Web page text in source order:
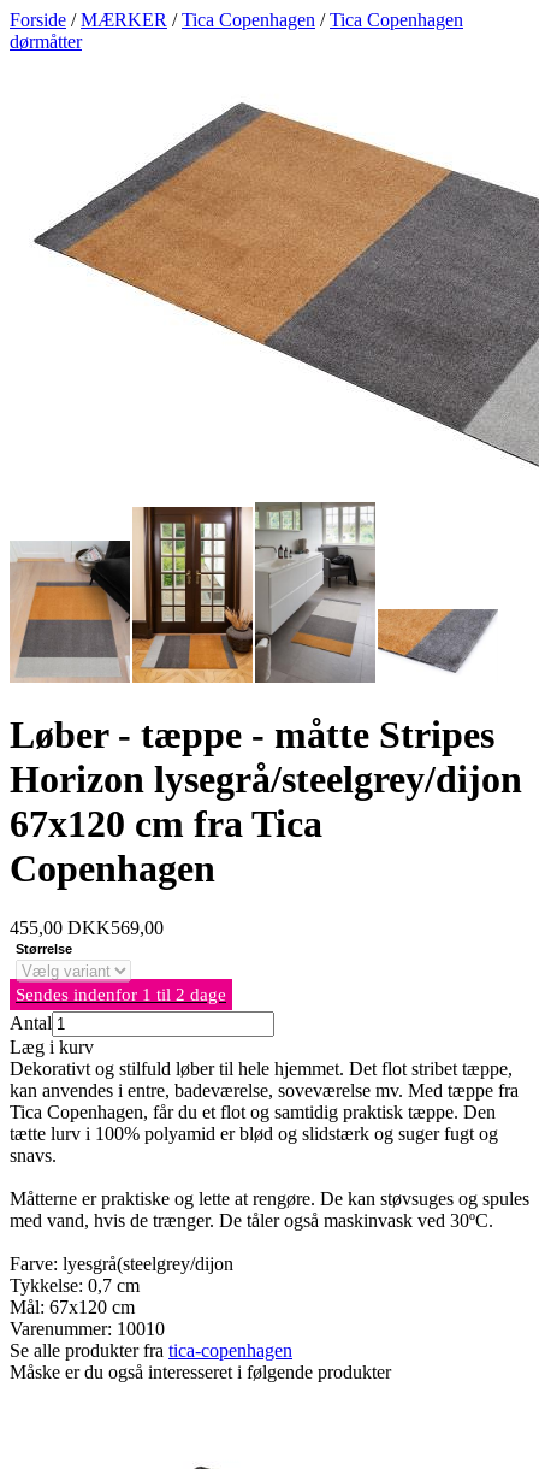
Forside /MÆRKER /Tica Copenhagen /Tica Copenhagen
dørmåtter
Løber - tæppe - måtte Stripes
Horizon lysegrå/steelgrey/dijon
67x120 cm fra Tica
Copenhagen
455,00 DKK569,00
Størrelse
Sendes indenfor 1 til 2 dage
Antal
Læg i kurv
Dekorativt og stilfuld løber til hele hjemmet. Det flot stribet tæppe,
kan anvendes i entre, badeværelse, soveværelse mv. Med tæppe fra
Tica Copenhagen, får du et flot og samtidig praktisk tæppe. Den
tætte lurv i 100% polyamid er blød og slidstærk og suger fugt og
snavs.
Måtterne er praktiske og lette at rengøre. De kan støvsuges og spules
med vand, hvis de trænger. De tåler også maskinvask ved 30ºC.
Farve: lyesgrå(steelgrey/dijon
Tykkelse: 0,7 cm
Mål: 67x120 cm
Varenummer: 10010
Se alle produkter fra tica-copenhagen
Måske er du også interesseret i følgende produkter